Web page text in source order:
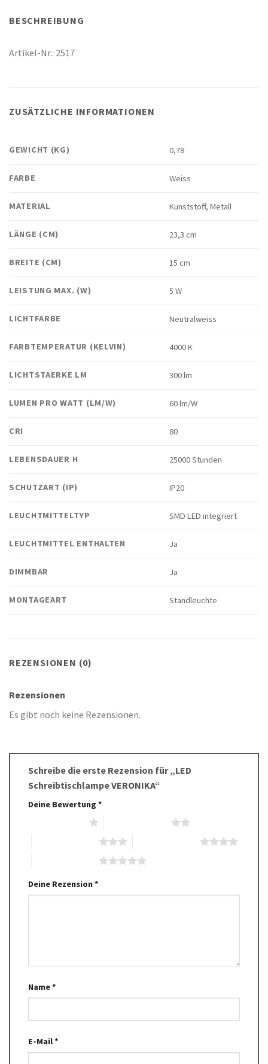
BESCHREIBUNG
Artikel-Nr.: 2517
ZUSÄTZLICHE INFORMATIONEN
GEWICHT (KG) 0,78
FARBE Weiss
MATERIAL Kunststoff, Metall
LÄNGE (CM) 23,3 cm
BREITE (CM) 15 cm
LEISTUNG MAX. (W) 5 W
LICHTFARBE Neutralweiss
FARBTEMPERATUR (KELVIN) 4000 K
LICHTSTAERKE LM 300 lm
LUMEN PRO WATT (LM/W) 60 lm/W
CRI 80
LEBENSDAUER H 25000 Stunden
SCHUTZART (IP) IP20
LEUCHTMITTELTYP SMD LED integriert
LEUCHTMITTEL ENTHALTEN Ja
DIMMBAR Ja
MONTAGEART Standleuchte
REZENSIONEN (0)
Rezensionen
Es gibt noch keine Rezensionen.
Schreibe die erste Rezension für „LED
Schreibtischlampe VERONIKA“
Deine Bewertung *
Deine Rezension*
Name*
E-Mail*